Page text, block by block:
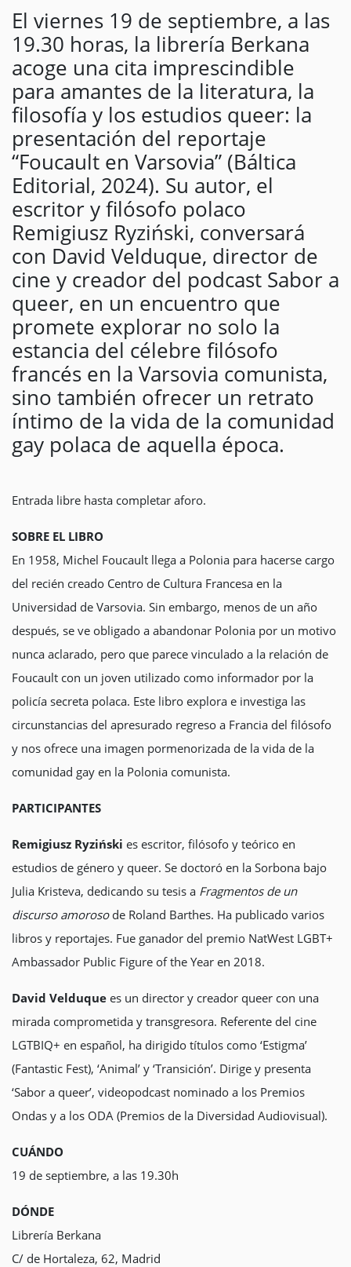
El viernes 19 de septiembre, a las
19.30 horas, la librería Berkana
acoge una cita imprescindible
para amantes de la literatura, la
filosofía y los estudios queer: la
presentación del reportaje
“Foucault en Varsovia” (Báltica
Editorial, 2024). Su autor, el
escritor y filósofo polaco
Remigiusz Ryziński, conversará
con David Velduque, director de
cine y creador del podcast Sabor a
queer, en un encuentro que
promete explorar no solo la
estancia del célebre filósofo
francés en la Varsovia comunista,
sino también ofrecer un retrato
íntimo de la vida de la comunidad
gay polaca de aquella época.
Entrada libre hasta completar aforo.
SOBRE EL LIBRO
En 1958, Michel Foucault llega a Polonia para hacerse cargo
del recién creado Centro de Cultura Francesa en la
Universidad de Varsovia. Sin embargo, menos de un año
después, se ve obligado a abandonar Polonia por un motivo
nunca aclarado, pero que parece vinculado a la relación de
Foucault con un joven utilizado como informador por la
policía secreta polaca. Este libro explora e investiga las
circunstancias del apresurado regreso a Francia del filósofo
y nos ofrece una imagen pormenorizada de la vida de la
comunidad gay en la Polonia comunista.
PARTICIPANTES
Remigiusz Ryziński es escritor, filósofo y teórico en
estudios de género y queer. Se doctoró en la Sorbona bajo
Julia Kristeva, dedicando su tesis a Fragmentos de un
discurso amoroso de Roland Barthes. Ha publicado varios
libros y reportajes. Fue ganador del premio NatWest LGBT+
Ambassador Public Figure of the Year en 2018.
David Velduque es un director y creador queer con una
mirada comprometida y transgresora. Referente del cine
LGTBIQ+ en español, ha dirigido títulos como ‘Estigma’
(Fantastic Fest), ‘Animal’ y ‘Transición’. Dirige y presenta
‘Sabor a queer’, videopodcast nominado a los Premios
Ondas y a los ODA (Premios de la Diversidad Audiovisual).
CUÁNDO
19 de septiembre, a las 19.30h
DÓNDE
Librería Berkana
C/ de Hortaleza, 62, Madrid